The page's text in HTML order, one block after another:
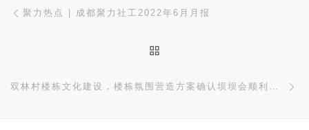
文章导航
聚力热点 | 成都聚力社工2022年6月月报
双林村楼栋文化建设，楼栋氛围营造方案确认坝坝会顺利开展